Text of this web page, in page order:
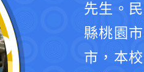
先生。
縣桃園
市，本